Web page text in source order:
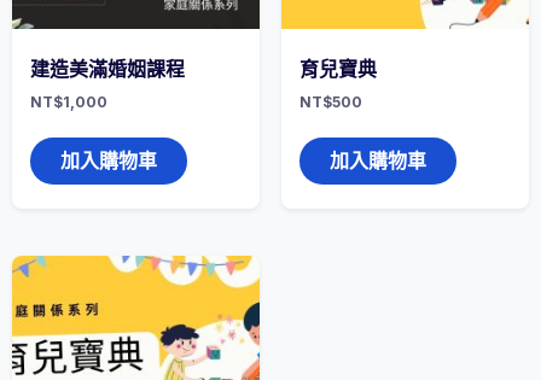
建造美滿婚姻課程
NT$1,000
加入購物車
育兒寶典
NT$500
加入購物車